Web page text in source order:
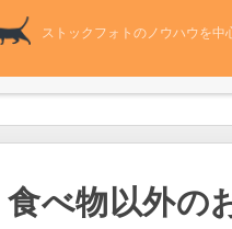
ストックフォトのノウハウを中
食べ物以外